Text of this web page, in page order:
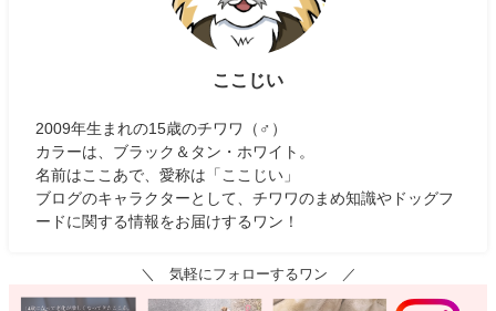
ここじい
2009年生まれの15歳のチワワ（♂）
カラーは、ブラック＆タン・ホワイト。
名前はここあで、愛称は「ここじい」
ブログのキャラクターとして、チワワのまめ知識やドッグフ
ードに関する情報をお届けするワン！
＼ 気軽にフォローするワン ／